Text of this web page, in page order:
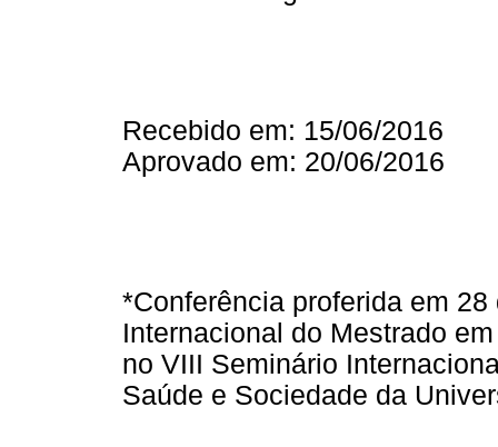
Recebido em: 15/06/2016
Aprovado em: 20/06/2016
*Conferência proferida em
Internacional do Mestrado
no VIII Seminário
Saúde e Sociedade da